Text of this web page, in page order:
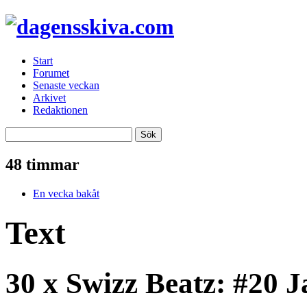
Start
Forumet
Senaste veckan
Arkivet
Redaktionen
48 timmar
En vecka bakåt
Text
30 x Swizz Beatz: #20